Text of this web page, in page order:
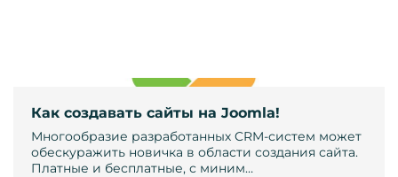
Как создавать сайты на Joomla!
Многообразие разработанных CRM-систем может
обескуражить новичка в области создания сайта.
Платные и бесплатные, с миним…